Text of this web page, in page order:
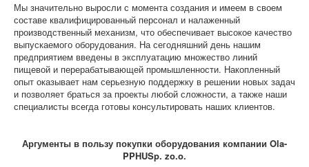
Мы значительно выросли с момента создания и имеем в своем
составе квалифицированный персонал и налаженный
производственный механизм, что обеспечивает высокое качество
выпускаемого оборудования. На сегодняшний день нашим
предприятием введены в эксплуатацию множество линий
пищевой и перерабатывающей промышленности. Накопленный
опыт оказывает нам серьезную поддержку в решении новых задач
и позволяет браться за проекты любой сложности, а также наши
специалисты всегда готовы консультировать наших клиентов.
Аргументы в пользу покупки оборудования компании Ola-
PPHUSp. zo.o.